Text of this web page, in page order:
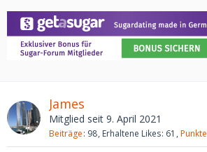
James
Mitglied seit 9. April 2021
Beiträge 98 Erhaltene Likes 61 Punkte